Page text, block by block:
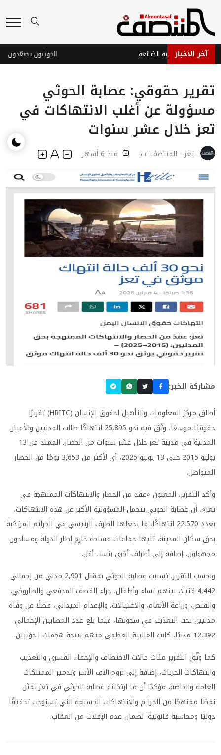
آخر الأخباراليمنية الضائعة الحوثيون يصعّدون
تقرير حقوقي: عصابة الحوثي
مسؤولة عن أغلب الانتهاكات في
تعز خلال عشر سنوات
تعز - المنتصف نت: منذ 6 أشهر
مشاركة الخبر:
أطلق مركز المعلومات والتأهيل لحقوق الإنسان (HRITC) تقريرًا
حقوقيًا موسعًا، وثّق فيه نحو 25,895 انتهاكًا طالت المدنيين والأعيان
المدنية في مدينة تعز خلال عشر سنوات من الحصار، الممتد من 13
يوليو 2015 حتى 13 يوليو 2025، أي لأكثر من 3,653 يومًا من الحصار
المتواصل.
وأكد التقرير، المعنون «عقد من الحصار والانتهاكات الممنهجة في
تعز»، أن عصابة الحوثي تتحمل المسؤولية الأكبر عن هذه الانتهاكات،
بعدد 22,570 انتهاكًا، ما يجعلها الطرف الرئيسي في الجرائم المرتكبة
بحق سكان المدينة، تليها جماعات مسلحة خارج إطار الدولة ومسلحون
مجهولون، إضافة إلى أطراف أخرى بنسب أقل.
وبحسب التقرير، تسببت عصابة الحوثي بمقتل 2,901 مدني من إجمالي
4,442 قتيلًا، بينهم نساء وأطفال، جراء القصف المدفعي والصاروخي،
والقنص، وزراعة الألغام، والاغتيالات، والإعدام الميداني، فضلًا عن وفاة
مدنيين تحت التعذيب في سجونها، فيما بلغ عدد المصابين الإجمالي
12,392 مدنيًا، كانت الغالبية العظمى منهم نتيجة هجمات الحوثيين.
كما وثّق التقرير مئات حالات الاختطاف والإخفاء القسري والتعذيب
وانتهاكات الحريات، إضافة إلى نزوح آلاف الأسر وتدمير الممتلكات
العامة والخاصة، مؤكدًا أن ما ارتكبته عصابة الحوثي في تعز يمثل
نمطًا ممنهجًا من الجرائم والانتهاكات الجسيمة التي تستوجب تحقيقًا
دوليًا ومحاسبة قانونية، لضمان عدم الإفلات من العقاب.